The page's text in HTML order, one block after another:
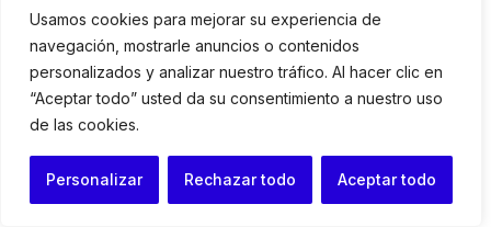
Usamos cookies para mejorar su experiencia de
navegación, mostrarle anuncios o contenidos
personalizados y analizar nuestro tráfico. Al hacer clic en
“Aceptar todo” usted da su consentimiento a nuestro uso
de las cookies.
Personalizar Rechazar todo Aceptar todo